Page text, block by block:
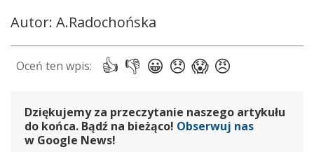
Autor: A.Radochońska
Dziękujemy za przeczytanie naszego artykułu
do końca. Bądź na bieżąco! Obserwuj nas
w Google News!